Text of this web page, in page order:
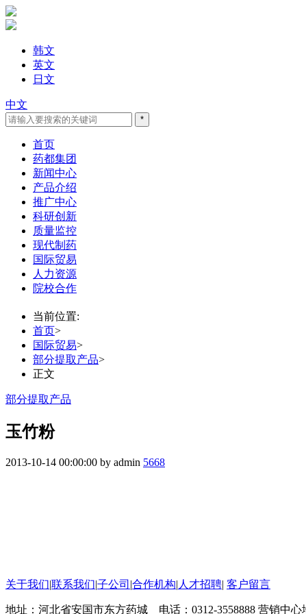
韩文
英文
日文
中文
首页
药都集团
新闻中心
产品介绍
推广中心
科研创新
质量监控
现代制药
国际贸易
人力资源
院校合作
当前位置:
首页>
国际贸易>
部分提取产品>
正文
部分提取产品
玉竹粉
2013-10-14 00:00:00 by admin 5668
关于我们|联系我们|子公司 |合作机构| 人才招聘| 客户留言
地址：河北省安国市东方药城 电话：0312-3558888 营销中心